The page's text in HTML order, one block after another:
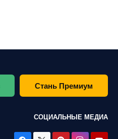
Стань Премиум
СОЦИАЛЬНЫЕ МЕДИА